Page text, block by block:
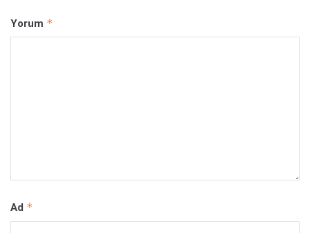
Yorum *
Ad *